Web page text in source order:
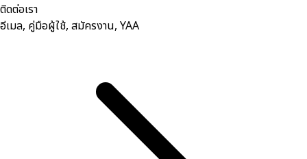
ติดต่อเรา
อีเมล, คู่มือผู้ใช้, สมัครงาน, YAA